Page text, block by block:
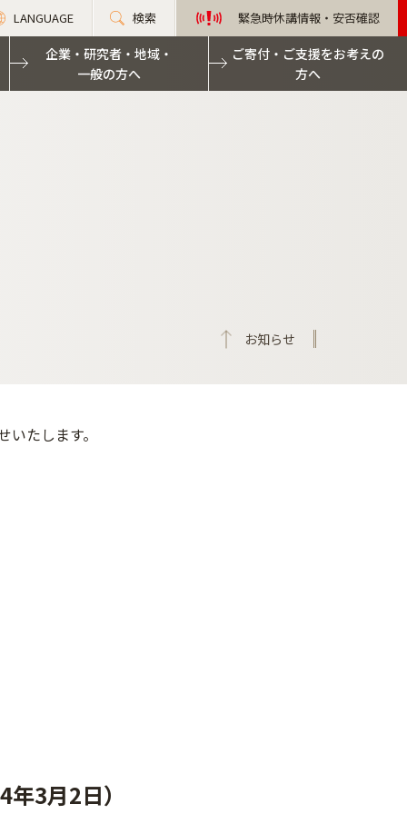
LANGUAGE 検索 緊急時休講情報・安否確認
企業・研究者・地域・
一般の方へ
ご寄付・ご支援をお考えの
方へ
お知らせ
たします。
3月2日）